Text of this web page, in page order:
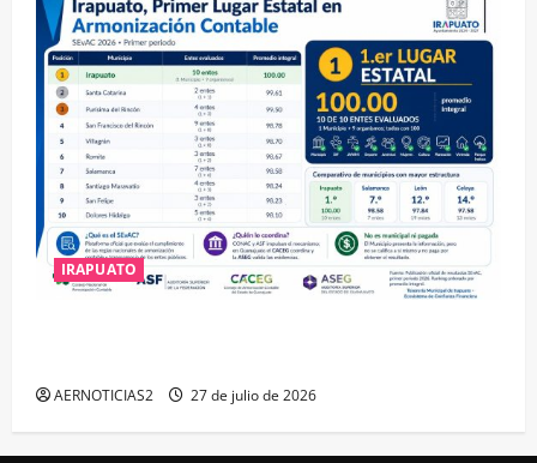
IRAPUATO
AERNOTICIAS2 27 de julio de 2026